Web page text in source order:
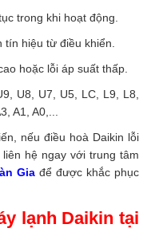
trong khi hoạt động.
tín hiệu từ điều khiển.
hoặc lỗi áp suất thấp.
U8, U7, U5, LC, L9, L8,
A1, A0,...
nếu điều hoà Daikin lỗi
hệ ngay với trung tâm
Giađể được khắc phục
lạnh Daikin tại